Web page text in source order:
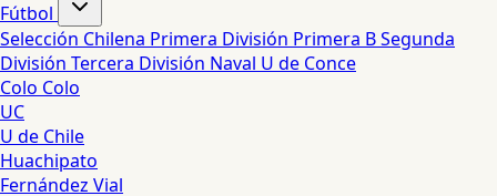
Fútbol
Selección Chilena Primera División Primera BSegunda
División Tercera División Naval U de Conce
Colo Colo
UC
U de Chile
Huachipato
Fernández Vial